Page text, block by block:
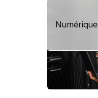
Numérique